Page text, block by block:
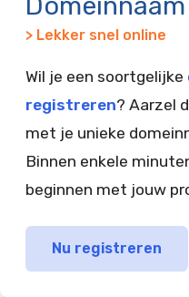
> Lekker snel online
Wil je een soortgelijke
registreren? Aarzel
met je unieke
Binnen enkele
beginnen met jouw
Nu registreren